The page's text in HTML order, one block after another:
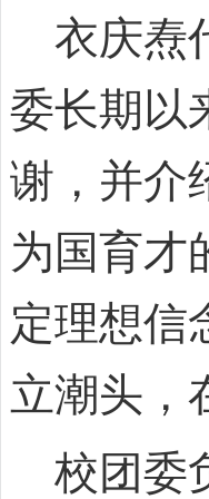
衣庆焘
委长期以
谢，并介
为国育才
定理想信
立潮头，
校团委